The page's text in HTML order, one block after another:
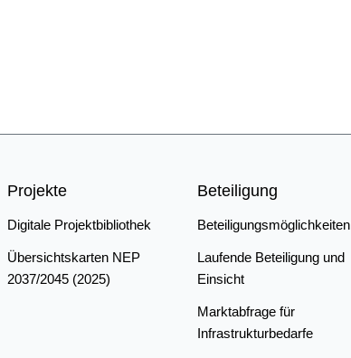
Projekte
Digitale Projektbibliothek
Übersichtskarten NEP
2037/2045 (2025)
Beteiligung
Beteiligungsmöglichkeiten
Laufende Beteiligung und
Einsicht
Marktabfrage für
Infrastrukturbedarfe